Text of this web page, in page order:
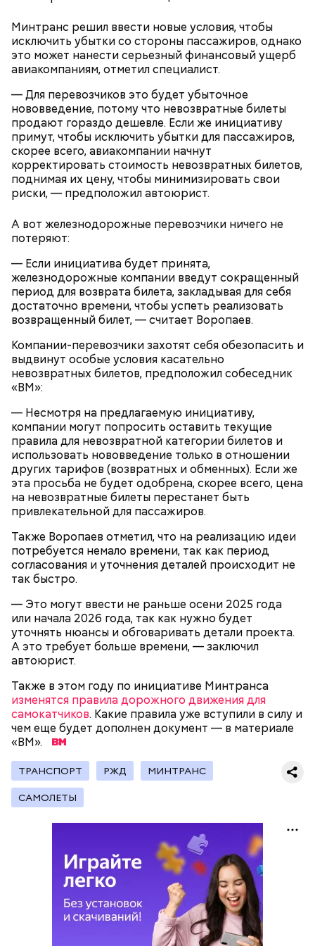
Минтранс решил ввести новые условия, чтобы
исключить убытки со стороны пассажиров, однако
это может нанести серьезный финансовый ущерб
авиакомпаниям, отметил специалист.
— Для перевозчиков это будет убыточное
нововведение, потому что невозвратные билеты
продают гораздо дешевле. Если же инициативу
примут, чтобы исключить убытки для пассажиров,
скорее всего, авиакомпании начнут
корректировать стоимость невозвратных билетов,
поднимая их цену, чтобы минимизировать свои
риски, — предположил автоюрист.
А вот железнодорожные перевозчики ничего не
потеряют:
— Если инициатива будет принята,
железнодорожные компании введут сокращенный
период для возврата билета, закладывая для себя
достаточно времени, чтобы успеть реализовать
возвращенный билет, — считает Воропаев.
Компании-перевозчики захотят себя обезопасить и
выдвинут особые условия касательно
невозвратных билетов, предположил собеседник
«ВМ»:
— Несмотря на предлагаемую инициативу,
компании могут попросить оставить текущие
правила для невозвратной категории билетов и
использовать нововведение только в отношении
других тарифов (возвратных и обменных). Если же
эта просьба не будет одобрена, скорее всего, цена
на невозвратные билеты перестанет быть
привлекательной для пассажиров.
Также Воропаев отметил, что на реализацию идеи
потребуется немало времени, так как период
согласования и уточнения деталей происходит не
так быстро.
— Это могут ввести не раньше осени 2025 года
или начала 2026 года, так как нужно будет
уточнять нюансы и обговаривать детали проекта.
А это требует больше времени, — заключил
автоюрист.
Также в этом году по инициативе Минтранса
изменятся правила дорожного движения для
самокатчиков. Какие правила уже вступили в силу и
чем еще будет дополнен документ — в материале
«ВМ».
ТРАНСПОРТ РЖД МИНТРАНС
САМОЛЕТЫ
— Кабачки, порезанные кубиками, нужно легко
обжарить на сковороде. К ним добавляются зелень
петрушки, чеснок, соль и оливковое масло.
Получается очень вкусно, — поделился рецептом
Копылов.
Спагетти из кабачков
Ингредиенты:
с сахарным диабетом;
лишним весом.
— В дыне содержится много сахара, который
представлен фруктозой. С одной стороны — это
хорошо, потому что дает энергию. Но важно
помнить, что сладкими дынями не нужно сильно
увлекаться, так же как и арбузами, людям с
сахарным диабетом и лишним весом, —
подчеркнула доктор.
Терапевт Кондрахин назвал
продукты и напитки, которые
выводят токсины из организма
Ранние плоды, по словам врача, лучше не есть:
беременным, кормящим женщинам;
людям с ослабленной иммунной системой;
пожилым;
детям.
Чистит сосуды и защищает от
рака: чем полезен кресс-салат